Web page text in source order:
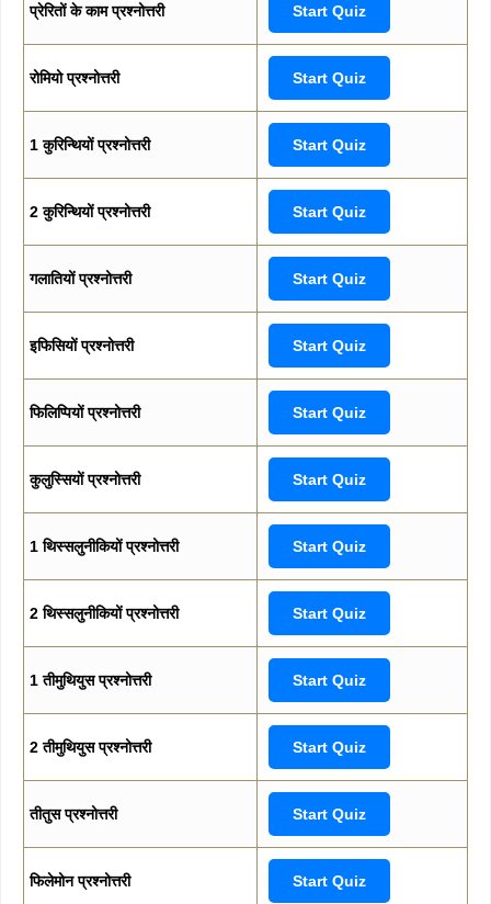
प्रेरितों के काम प्रश्नोत्तरी Start Quiz
रोमियो प्रश्नोत्तरी Start Quiz
1 कुरिन्थियों प्रश्नोत्तरी Start Quiz
2 कुरिन्थियों प्रश्नोत्तरी Start Quiz
गलातियों प्रश्नोत्तरी Start Quiz
इफिसियों प्रश्नोत्तरी Start Quiz
फिलिप्पियों प्रश्नोत्तरी Start Quiz
कुलुस्सियों प्रश्नोत्तरी Start Quiz
1 थिस्सलुनीकियों प्रश्नोत्तरी Start Quiz
2 थिस्सलुनीकियों प्रश्नोत्तरी Start Quiz
1 तीमुथियुस प्रश्नोत्तरी Start Quiz
2 तीमुथियुस प्रश्नोत्तरी Start Quiz
तीतुस प्रश्नोत्तरी Start Quiz
फिलेमोन प्रश्नोत्तरी Start Quiz